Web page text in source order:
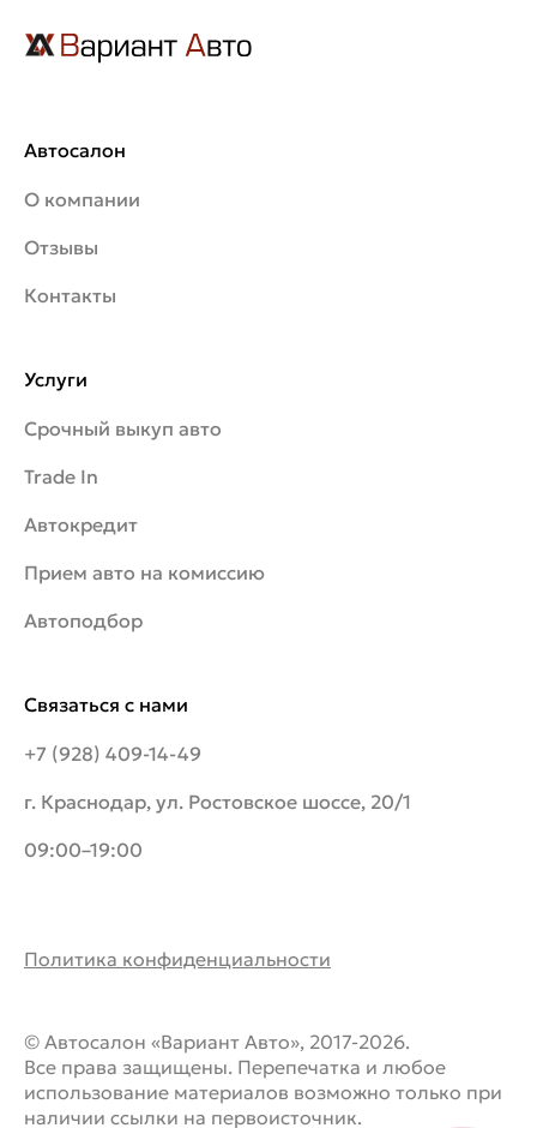
Автосалон
О компании
Отзывы
Контакты
Связаться с нами
+7 (928) 409-14-49
г. Краснодар, ул. Ростовское шоссе, 20/1
09:00–19:00
Услуги
Срочный выкуп авто
Trade In
Автокредит
Прием авто на комиссию
Автоподбор
Политика конфиденциальности
© Автосалон «Вариант Авто», 2017-2026.
Все права защищены. Перепечатка и любое
использование материалов возможно только при
наличии ссылки на первоисточник.